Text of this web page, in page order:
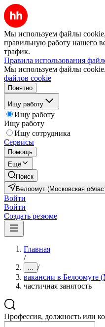
Мы используем файлы
правильную работу нашего
трафик.
Правила использования
Мы используем файлы cookie.
файлов cookie
Понятно
Ищу работу
Ищу работу
Ищу работу
Ищу сотрудника
Сервисы
Помощь
Ещё
Поиск
Белоомут (Московская
Войти
Войти
Создать резюме
Главная
/
... /
вакансии в Белоомуте
частичная занятость
Профессия, должность или